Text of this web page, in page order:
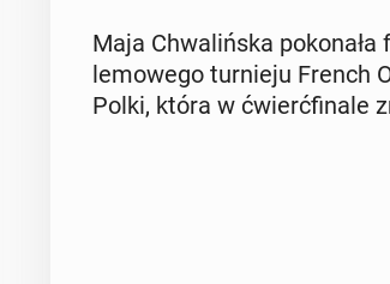
Maja Chwa­liń­ska
le­mo­we­go tur­nie­ju French
Polki, która w ćwierć­fi­na­le